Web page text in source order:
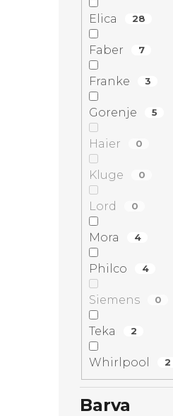
Elica 28
Faber 7
Franke 3
Gorenje 5
Haier 0
Kluge 0
Lord 0
Mora 4
Philco 4
Siemens 0
Teka 2
Whirlpool 2
Barva